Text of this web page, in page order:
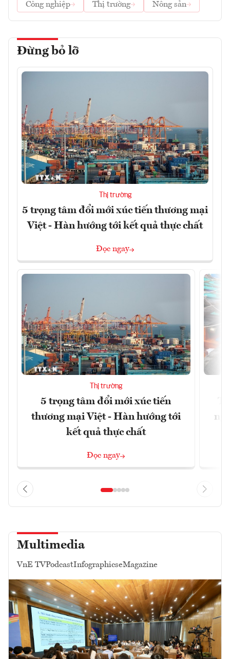
Công nghiệp
Thị trường Nông sản
Đừng bỏ lỡ
Thị trường
5 trọng tâm đổi mới xúc tiến thương mại
Việt - Hàn hướng tới kết quả thực chất
Đọc ngay
Thị trường
5 trọng tâm đổi mới xúc tiến
thương mại Việt - Hàn hướng tới
kết quả thực chất
Đọc ngay
Multimedia
VnE TVPodcastInfographicseMagazine